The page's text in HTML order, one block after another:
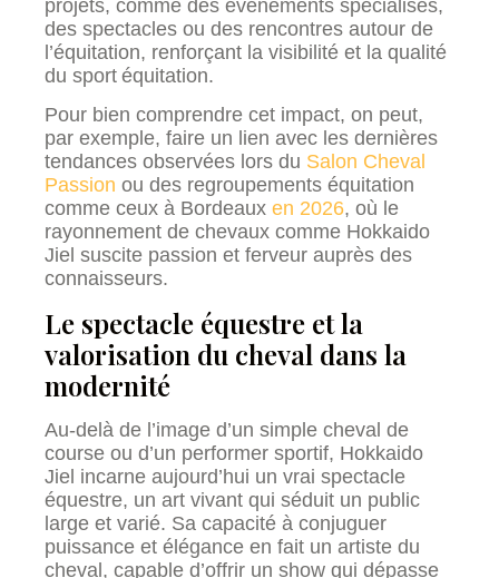
projets, comme des événements spécialisés,
des spectacles ou des rencontres autour de
l’équitation, renforçant la visibilité et la qualité
du sport équitation.
Pour bien comprendre cet impact, on peut,
par exemple, faire un lien avec les dernières
tendances observées lors du Salon Cheval
Passion ou des regroupements équitation
comme ceux à Bordeaux en 2026, où le
rayonnement de chevaux comme Hokkaido
Jiel suscite passion et ferveur auprès des
connaisseurs.
Le spectacle équestre et la
valorisation du cheval dans la
modernité
Au-delà de l’image d’un simple cheval de
course ou d’un performer sportif, Hokkaido
Jiel incarne aujourd’hui un vrai spectacle
équestre, un art vivant qui séduit un public
large et varié. Sa capacité à conjuguer
puissance et élégance en fait un artiste du
cheval, capable d’offrir un show qui dépasse